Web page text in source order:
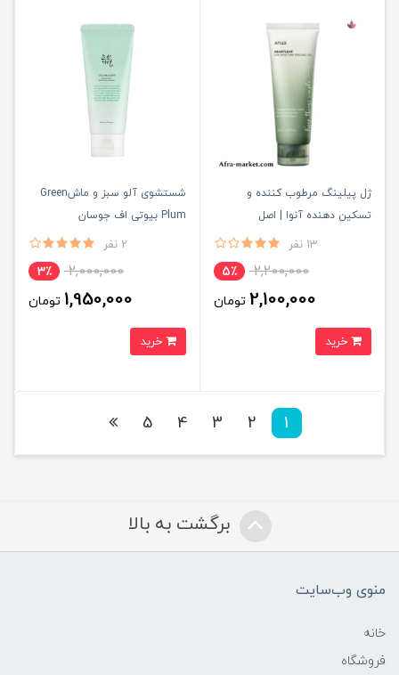
ژل پیلینگ مرطوب کننده و
تسکین دهنده آنوا | اصل ‏
13 نفر
2,200,000 5٪
2,100,000 تومان
شستشوی آلو سبز و ماشGreen
Plum بیوتی اف جوسان
2 نفر
2,000,000 3٪
1,950,000 تومان
1
2
3
4
5
برگشت به بالا
منوی وب‌سایت
خانه
فروشگاه